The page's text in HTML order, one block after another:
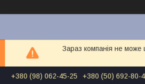
Зараз компанія не може
+380 (98) 062-45-25 +380 (50) 692-80-